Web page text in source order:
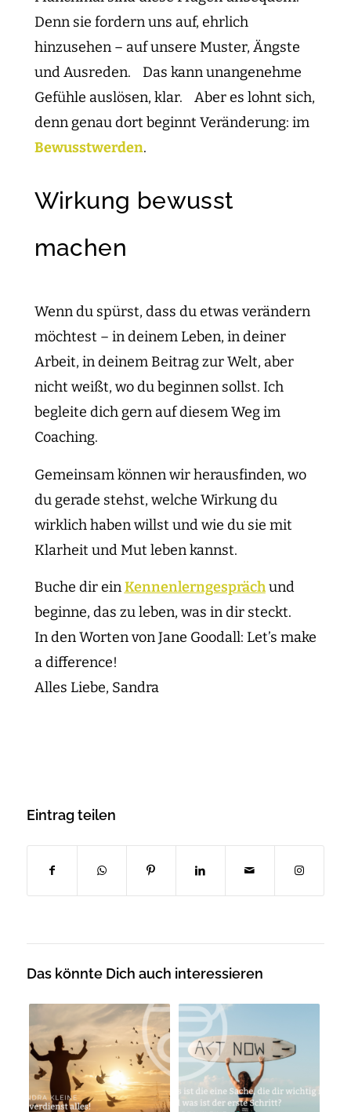
Denn sie fordern uns auf, ehrlich
hinzusehen – auf unsere Muster, Ängste
und Ausreden. Das kann unangenehme
Gefühle auslösen, klar. Aber es lohnt sich,
denn genau dort beginnt Veränderung: im
Bewusstwerden.
Wirkung bewusst
machen
Wenn du spürst, dass du etwas verändern
möchtest – in deinem Leben, in deiner
Arbeit, in deinem Beitrag zur Welt, aber
nicht weißt, wo du beginnen sollst. Ich
begleite dich gern auf diesem Weg im
Coaching.
Gemeinsam können wir herausfinden, wo
du gerade stehst, welche Wirkung du
wirklich haben willst und wie du sie mit
Klarheit und Mut leben kannst.
Buche dir einKennenlerngesprächund
beginne, das zu leben, was in dir steckt.
In den Worten von Jane Goodall: Let’s make
a difference!
Alles Liebe, Sandra
Eintrag teilen
Das könnte Dich auch interessieren